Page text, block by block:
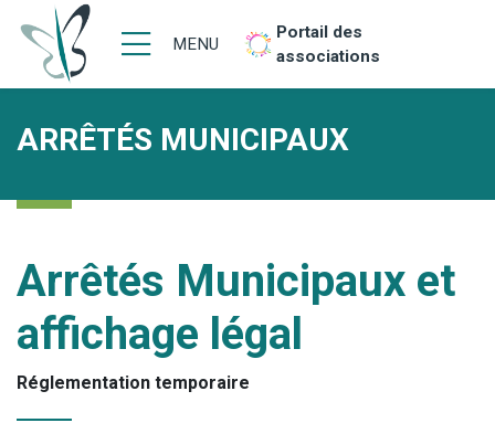
MENU
Portail des
associations
ARRÊTÉS MUNICIPAUX
Arrêtés Municipaux et
affichage légal
Réglementation temporaire